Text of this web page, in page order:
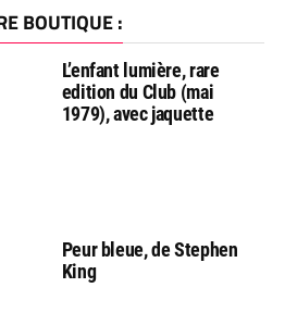
BOUTIQUE :
L’enfant lumière, rare
edition du Club (mai
1979), avec jaquette
Peur bleue, de Stephen
King